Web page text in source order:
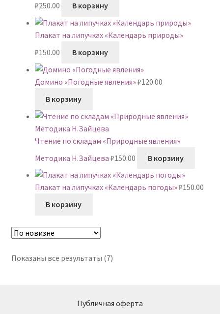
₽250.00 В корзину
Плакат на липучках «Календарь природы»
₽150.00 В корзину
Домино «Погодные явления»₽120.00
В корзину
Чтение по складам «Природные явления»
Методика Н.Зайцева ₽150.00 В корзину
Плакат на липучках «Календарь погоды»₽150.00
В корзину
Показаны все результаты (7)Сортировка:
Публичная оферта